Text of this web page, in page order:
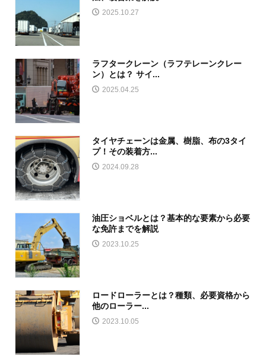
2025.10.27
ラフタークレーン（ラフテレーンクレー
ン）とは？ サイ...
2025.04.25
タイヤチェーンは金属、樹脂、布の3タイ
プ！その装着方...
2024.09.28
油圧ショベルとは？基本的な要素から必要
な免許までを解説
2023.10.25
ロードローラーとは？種類、必要資格から
他のローラー...
2023.10.05